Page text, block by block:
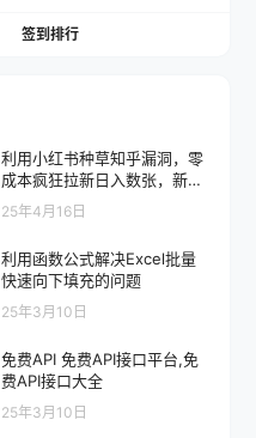
签到排行
利用小红书种草知乎漏洞，零
成本疯狂拉新日入数张，新手
小白可操作
25年4月16日
利用函数公式解决Excel批量
快速向下填充的问题
25年3月10日
免费API 免费API接口平台,免
费API接口大全
25年3月10日